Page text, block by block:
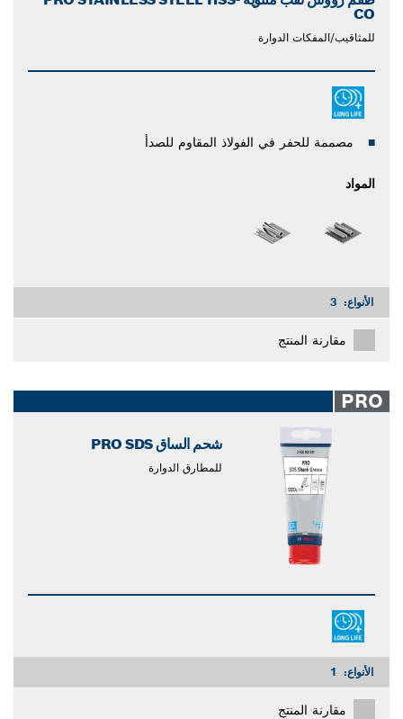
CO
للمثاقيب/المفكات الدوارة
مصممة للحفر في الفولاذ المقاوم للصدأ
المواد
الأنواع: 3
مقارنة المنتج
PRO
شحم الساق PRO SDS
للمطارق الدوارة
الأنواع: 1
مقارنة المنتج